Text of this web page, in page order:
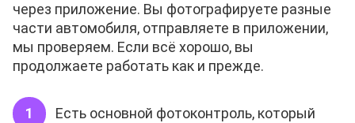
через приложение. Вы фотографируете разные
части автомобиля, отправляете в приложении,
мы проверяем. Если всё хорошо, вы
продолжаете работать как и прежде.
Есть основной фотоконтроль, который